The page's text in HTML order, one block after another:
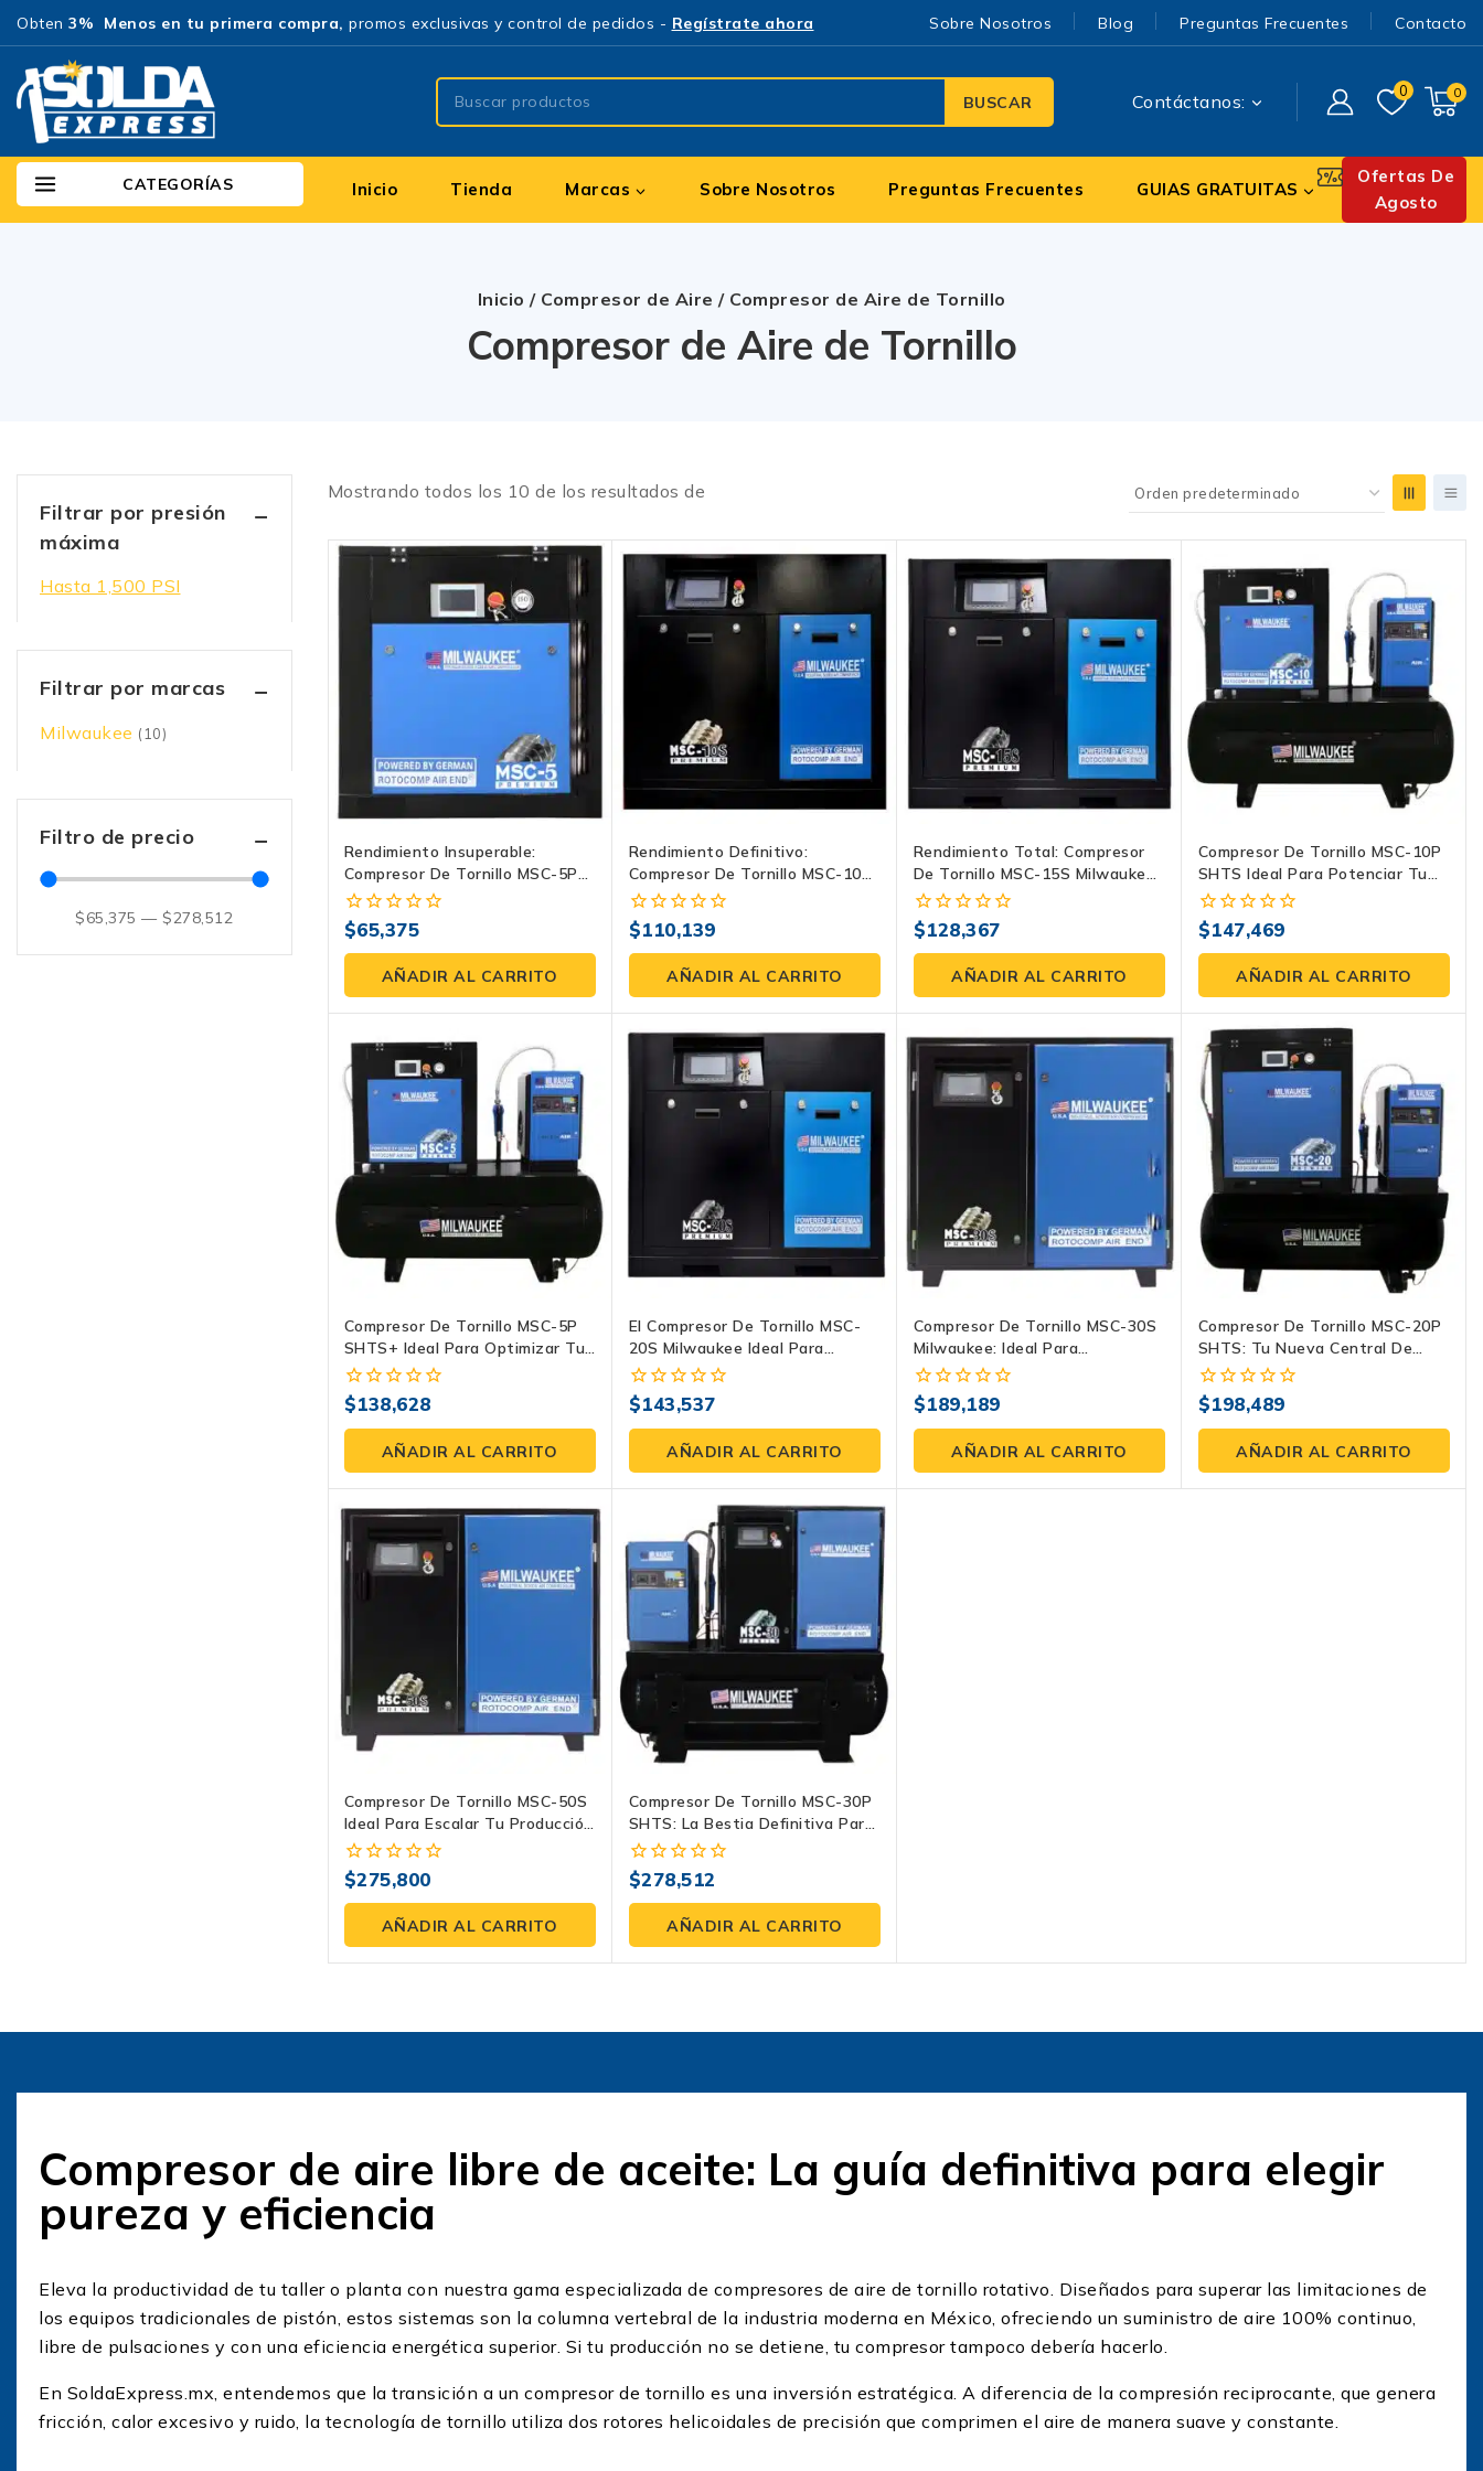
Obten 3% Menos en tu primera compra, promos exclusivas y control de pedidos - Regístrate ahora Sobre Nosotros Blog Preguntas Frecuentes Contacto
BUSCAR Contáctanos: 0 0
CATEGORÍAS Inicio Tienda Marcas Sobre Nosotros Preguntas Frecuentes GUIAS GRATUITAS
Ofertas De
Agosto
Inicio / Compresor de Aire / Compresor de Aire de Tornillo
Compresor de Aire de Tornillo
Mostrando todos los 10 de los resultados de
Rendimiento Insuperable:
Compresor De Tornillo MSC-5P+
Para La Industria
0
fuera
5
$65,375
AÑADIR AL CARRITO
Rendimiento Definitivo:
Compresor De Tornillo MSC-10S
Milwaukee Para La Industria
0
fuera
5
$110,139
AÑADIR AL CARRITO
Rendimiento Total: Compresor
De Tornillo MSC-15S Milwaukee
Para La Industria
0
fuera
5
$128,367
AÑADIR AL CARRITO
Compresor De Tornillo MSC-10P
SHTS Ideal Para Potenciar Tu
Industria
0
fuera
5
$147,469
AÑADIR AL CARRITO
Compresor De Tornillo MSC-5P
SHTS+ Ideal Para Optimizar Tu
Producción
0
fuera
5
$138,628
AÑADIR AL CARRITO
El Compresor De Tornillo MSC-
20S Milwaukee Ideal Para
Potenciar Tu Negocio
0
fuera
5
$143,537
AÑADIR AL CARRITO
Compresor De Tornillo MSC-30S
Milwaukee: Ideal Para
Revolucionar Tu Producción
0
fuera
5
$189,189
AÑADIR AL CARRITO
Compresor De Tornillo MSC-20P
SHTS: Tu Nueva Central De
Poder Inagotable
0
fuera
5
$198,489
AÑADIR AL CARRITO
Compresor De Tornillo MSC-50S
Ideal Para Escalar Tu Producción
Al Máximo
0
fuera
5
$275,800
AÑADIR AL CARRITO
Compresor De Tornillo MSC-30P
SHTS: La Bestia Definitiva Para
Tu Imperio Industrial
0
fuera
5
$278,512
AÑADIR AL CARRITO
Filtrar por presión
máxima
Hasta 1,500 PSI
Filtrar por marcas
Milwaukee (10)
Filtro de precio
$65,375 —$278,512
Compresor de aire libre de aceite: La guía definitiva para elegir
pureza y eficiencia
Eleva la productividad de tu taller o planta con nuestra gama especializada de compresores de aire de tornillo rotativo. Diseñados para superar las limitaciones de
los equipos tradicionales de pistón, estos sistemas son la columna vertebral de la industria moderna en México, ofreciendo un suministro de aire 100% continuo,
libre de pulsaciones y con una eficiencia energética superior. Si tu producción no se detiene, tu compresor tampoco debería hacerlo.
En SoldaExpress.mx, entendemos que la transición a un compresor de tornillo es una inversión estratégica. A diferencia de la compresión reciprocante, que genera
fricción, calor excesivo y ruido, la tecnología de tornillo utiliza dos rotores helicoidales de precisión que comprimen el aire de manera suave y constante.